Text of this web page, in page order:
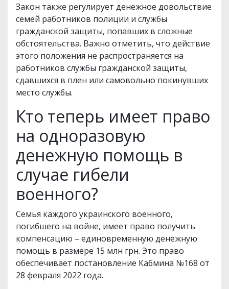
Закон также регулирует денежное довольствие
семей работников полиции и службы
гражданской защиты, попавших в сложные
обстоятельства. Важно отметить, что действие
этого положения не распространяется на
работников службы гражданской защиты,
сдавшихся в плен или самовольно покинувших
место службы.
Кто теперь имеет право
на одноразовую
денежную помощь в
случае гибели
военного?
Семья каждого украинского военного,
погибшего на войне, имеет право получить
компенсацию – единовременную денежную
помощь в размере 15 млн грн. Это право
обеспечивает постановление Кабмина №168 от
28 февраля 2022 года.